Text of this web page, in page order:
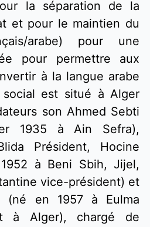
la séparation de la
et pour le maintien du
arabe) pour une
pour permettre aux
à la langue arabe
est situé à Alger
son Ahmed Sebti
1935 à Ain Sefra),
Président, Hocine
à Beni Sbih, Jijel,
vice-président) et
(né en 1957 à Eulma
à Alger), chargé de